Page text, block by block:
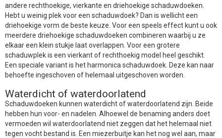
andere rechthoekige, vierkante en driehoekige schaduwdoeken.
Hebt u weinig plek voor een schaduwdoek? Dan is wellicht een
driehoekige vorm de beste keuze. Voor een speels effect kunt u ook
meerdere driehoekige schaduwdoeken combineren waarbij u ze
elkaar een klein stukje laat overlappen. Voor een grotere
schaduwplek is een vierkant of rechthoekig model heel geschikt.
Een speciale variant is het harmonica schaduwdoek. Deze kan naar
behoefte ingeschoven of helemaal uitgeschoven worden.
Waterdicht of waterdoorlatend
Schaduwdoeken kunnen waterdicht of waterdoorlatend zijn. Beide
hebben hun voor- en nadelen. Alhoewel de benaming anders doet
vermoeden wil waterdoorlatend niet zeggen dat het helemaal niet
tegen vocht bestand is. Een miezerbuitje kan het nog wel aan, maar